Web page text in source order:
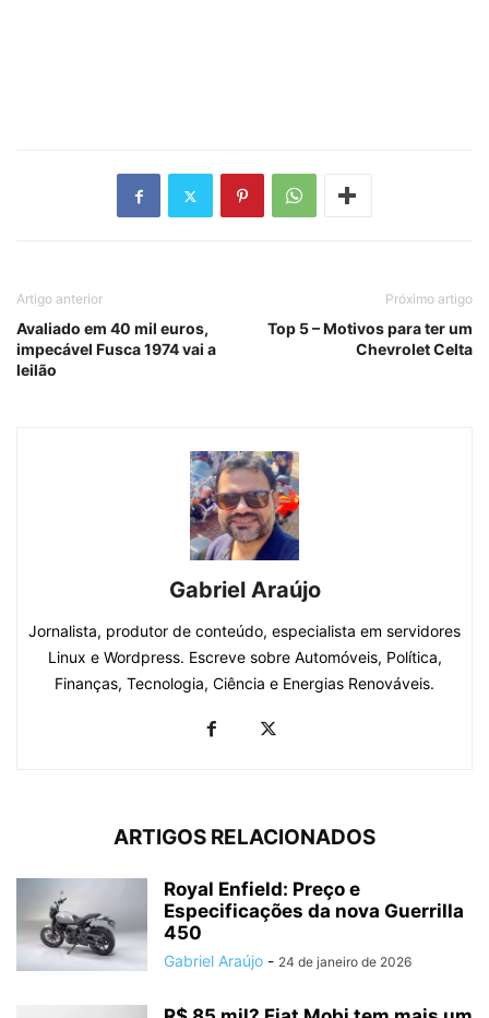
Artigo anterior
Avaliado em 40 mil euros,
impecável Fusca 1974 vai a
leilão
Próximo artigo
Top 5 – Motivos para ter um
Chevrolet Celta
Gabriel Araújo
Jornalista, produtor de conteúdo, especialista em servidores
Linux e Wordpress. Escreve sobre Automóveis, Política,
Finanças, Tecnologia, Ciência e Energias Renováveis.
ARTIGOS RELACIONADOS
Royal Enfield: Preço e
Especificações da nova Guerrilla
450
Gabriel Araújo - 24 de janeiro de 2026